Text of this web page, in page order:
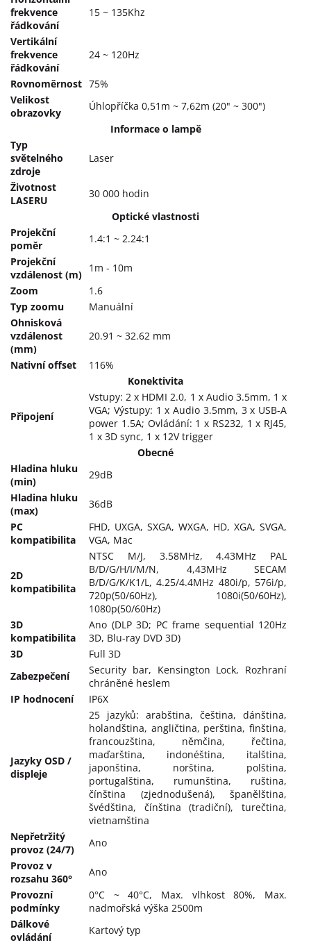
frekvence
řádkování
15 ~ 135Khz
Vertikální
frekvence
řádkování
24 ~ 120Hz
Rovnoměrnost 75%
Velikost
obrazovky
Úhlopříčka 0,51m ~ 7,62m (20" ~ 300")
Informace o lampě
Typ
světelného
zdroje
Laser
Životnost
LASERU
30 000 hodin
Optické vlastnosti
Projekční
poměr
1.4:1 ~ 2.24:1
Projekční
vzdálenost (m)
1m - 10m
Zoom
1.6
Typ zoomu
Manuální
Ohnisková
vzdálenost
(mm)
20.91 ~ 32.62 mm
Nativní offset
116%
Konektivita
Připojení
Vstupy: 2 x HDMI 2.0, 1 x Audio 3.5mm, 1 x
VGA; Výstupy: 1 x Audio 3.5mm, 3 x USB-A
power 1.5A; Ovládání: 1 x RS232, 1 x RJ45,
1 x 3D sync, 1 x 12V trigger
Obecné
Hladina hluku
(min)
29dB
Hladina hluku
(max)
36dB
PC
kompatibilita
FHD, UXGA, SXGA, WXGA, HD, XGA, SVGA,
VGA, Mac
2D
kompatibilita
NTSC M/J, 3.58MHz, 4.43MHz PAL
B/D/G/H/I/M/N, 4,43MHz SECAM
B/D/G/K/K1/L, 4.25/4.4MHz 480i/p, 576i/p,
720p(50/60Hz), 1080i(50/60Hz),
1080p(50/60Hz)
3D
kompatibilita
Ano (DLP 3D; PC frame sequential 120Hz
3D, Blu-ray DVD 3D)
3D
Full 3D
Zabezpečení
Security bar, Kensington Lock, Rozhraní
chráněné heslem
IP hodnocení
IP6X
Jazyky OSD /
displeje
25 jazyků: arabština, čeština, dánština,
holandština, angličtina, perština, finština,
francouzština, němčina, řečtina,
maďarština, indonéština, italština,
japonština, norština, polština,
portugalština, rumunština, ruština,
čínština (zjednodušená), španělština,
švédština, čínština (tradiční), turečtina,
vietnamština
Nepřetržitý
provoz (24/7)
Ano
Provoz v
rozsahu 360°
Ano
Provozní
podmínky
0°C ~ 40°C, Max. vlhkost 80%, Max.
nadmořská výška 2500m
Dálkové
ovládání
Kartový typ